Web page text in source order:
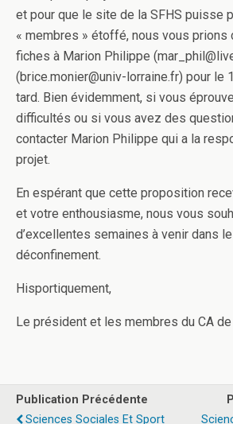
et pour que le site de la SFHS puisse
« membres » étoffé, nous vous prions
fiches à Marion Philippe
(brice.monier@univ-lorraine.fr) pour le
tard. Bien évidemment, si vous
difficultés ou si vous avez des
contacter Marion Philippe qui a la
projet.
En espérant que cette proposition
et votre enthousiasme, nous vous
d’excellentes semaines à venir dans
déconfinement.
Hisportiquement,
Le président et les membres du CA de
Publication Précédente
Sciences Sociales Et Sport